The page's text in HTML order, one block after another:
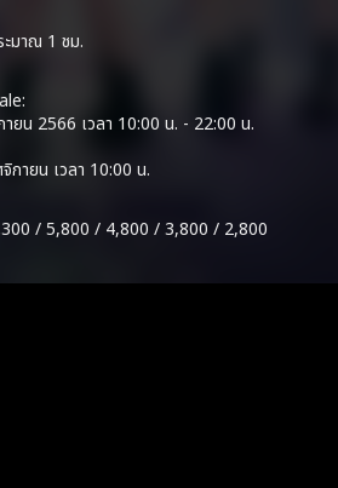
มาณ 1 ชม.
ยน 2566 เวลา 10:00 น. - 22:00 น.
ายน เวลา 10:00 น.
/ 5,800 / 4,800 / 3,800 / 2,800